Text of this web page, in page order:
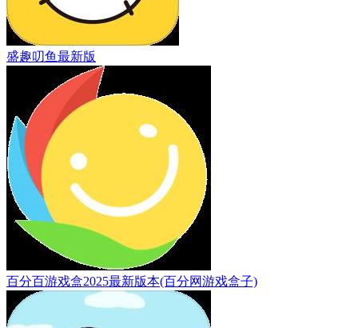
盛趣叨鱼最新版
百分百游戏盒2025最新版本(百分网游戏盒子)